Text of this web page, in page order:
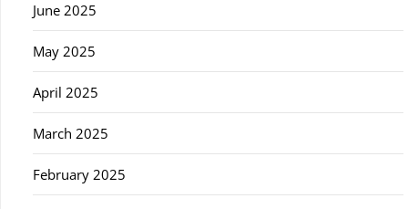
June 2025
May 2025
April 2025
March 2025
February 2025